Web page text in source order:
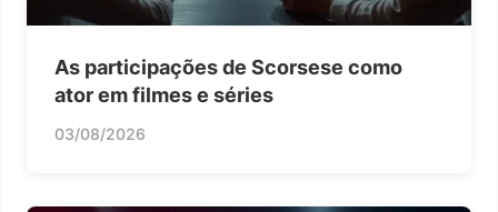
As participações de Scorsese como
ator em filmes e séries
03/08/2026